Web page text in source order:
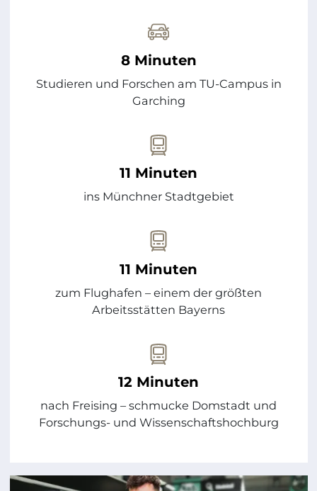
8 Minuten
Studieren und Forschen am TU-Campus in
Garching
11 Minuten
ins Münchner Stadtgebiet
11 Minuten
zum Flughafen – einem der größten
Arbeitsstätten Bayerns
12 Minuten
nach Freising – schmucke Domstadt und
Forschungs- und Wissenschaftshochburg